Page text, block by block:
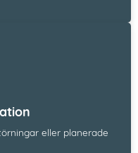
eller planerade